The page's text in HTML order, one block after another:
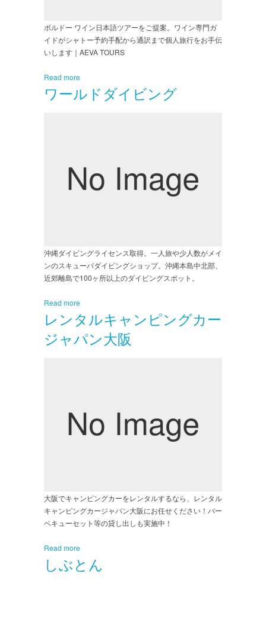
ボルドー ワイン日本語ツアーをご提案。ワイン専門ガ
イドがシャトー予約手配から通訳まで個人旅行をお手伝
いします｜AEVA TOURS
Read more
ワールドダイビング
沖縄ダイビングライセンス取得。一人旅や少人数がメイ
ンのスキューバダイビングショップ。沖縄本島中北部、
近郊離島で100ヶ所以上のダイビングスポット。
Read more
レンタルキャンピングカー
ジャパン大阪
大阪でキャンピングカーをレンタルするなら、レンタル
キャンピングカージャパン大阪にお任せください！バー
ベキューセット等の貸し出しも実施中！
Read more
しぶとん